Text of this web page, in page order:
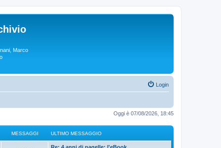
Marco
Login
Oggi è 07/08/2026, 18:45
MESSAGGI ULTIMO MESSAGGIO
Re: 4 anni di pagelle: l'eBook